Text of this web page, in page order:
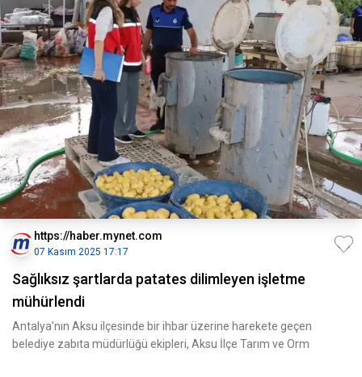
https://haber.mynet.com
07 Kasım 2025 17:17
Sağlıksız şartlarda patates dilimleyen işletme
mühürlendi
Antalya’nın Aksu ilçesinde bir ihbar üzerine harekete geçen
belediye zabıta müdürlüğü ekipleri, Aksu İlçe Tarım ve Orm